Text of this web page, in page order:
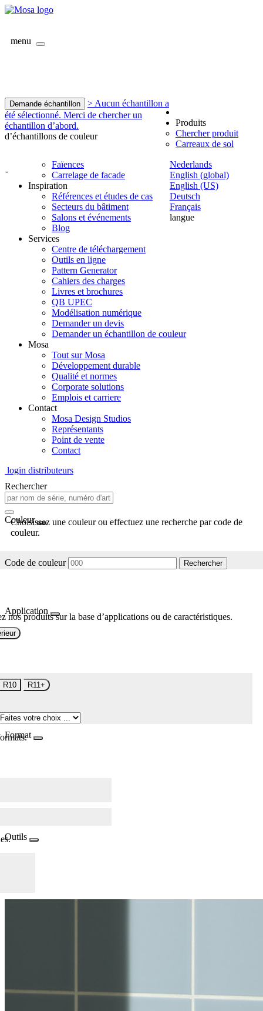
menu
Demande échantillon
> Aucun échantillon a
été sélectionné. Merci de chercher un
échantillon d’abord.
d’échantillons de couleur
-
Nederlands
English (global)
English (US)
Deutsch
Français
langue
Produits
Chercher produit
Carreaux de sol
Faïences
Carrelage de facade
Inspiration
Références et études de cas
Secteurs du bâtiment
Salons et événements
Blog
Services
Centre de téléchargement
Outils en ligne
Pattern Generator
Cahiers des charges
Livres et brochures
QB UPEC
Modélisation numérique
Demander un devis
Demander un échantillon de couleur
Mosa
Tout sur Mosa
Développement durable
Qualité et normes
Corporate solutions
Emplois et carriere
Contact
Mosa Design Studios
Représentants
Point de vente
Contact
login distributeurs
Rechercher
Couleur
Choisissez une couleur ou effectuez une recherche par code de
couleur.
Code de couleur Rechercher
Application
nos produits sur la base d’applications ou de caractéristiques.
R10 R11+
Format
Outils